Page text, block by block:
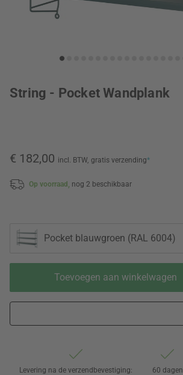
String - Pocket Wandplank
€ 182,00 incl. BTW, gratis verzending*
Op voorraad, nog 2 beschikbaar
Pocket blauwgroen (RAL 6004)
Toevoegen aan winkelwagen
Levering na de verzendbevestiging:
60 dagen